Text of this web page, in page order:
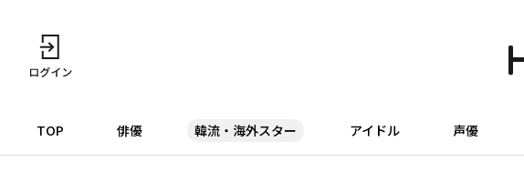
TOP 俳優 韓流・海外スター アイドル 声優